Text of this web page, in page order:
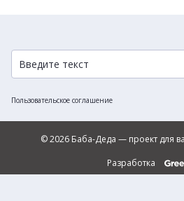
Пользовательское соглашение
© 2026 Баба-Деда — проект для
Разработка